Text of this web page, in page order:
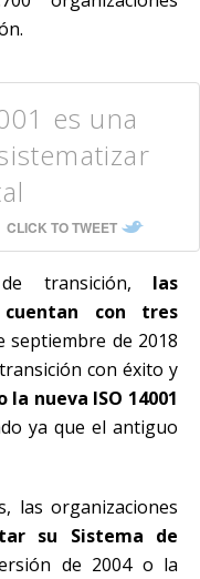
es una
CLICK TO TWEET
transición, las
cuentan con tres
septiembre de 2018
con éxito y
nueva ISO 14001
ya que el antiguo
las organizaciones
su Sistema de
de 2004 o la